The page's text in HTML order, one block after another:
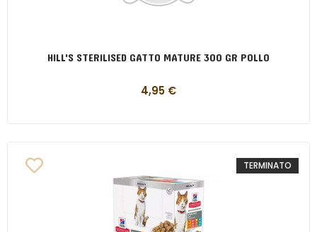
HILL'S STERILISED GATTO MATURE 300 GR POLLO
4,95 €
TERMINATO